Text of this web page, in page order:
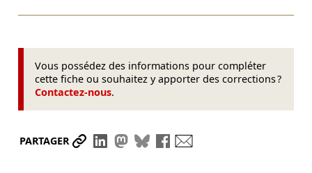
Vous possédez des informations pour compléter
cette fiche ou souhaitez y apporter des corrections ?
Contactez-nous.
PARTAGER Partager le lien
Partager sur LinkedIn
Partager sur Mastodon
Partager sur Bluesky
Partager sur Facebook